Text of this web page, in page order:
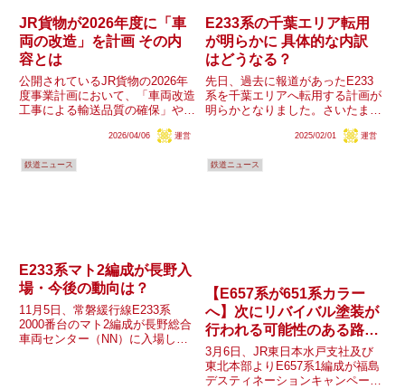
JR貨物が2026年度に「車
両の改造」を計画 その内
容とは
公開されているJR貨物の2026年
度事業計画において、「車両改造
工事による輸送品質の確保」や
た記述があります。車両新製に関
新製であることが判明しています
2026/04/06 運営
E233系の千葉エリア転用
が明らかに 具体的な内訳
はどうなる？
先日、過去に報道があったE233
系を千葉エリアへ転用する計画が
明らかとなりました。さいたま・
る模様ですが、その内訳はどうな
2025/02/01 運営
鉄道ニュース
E233系マト2編成が長野入
場・今後の動向は？
11月5日、常磐緩行線E233系
2000番台のマト2編成が長野総合
車両センター（NN）に入場しま
鉄道ニュース
【E657系が651系カラー
へ】次にリバイバル塗装が
行われる可能性のある路線
はどこか
3月6日、JR東日本水戸支社及び
東北本部よりE657系1編成が福島
デスティネーションキャンペーン